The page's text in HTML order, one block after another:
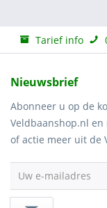
Tarief info
Nieuwsbrief
Abonneer u op de
Veldbaanshop.nl
of actie meer uit de
Uw e-mailadres